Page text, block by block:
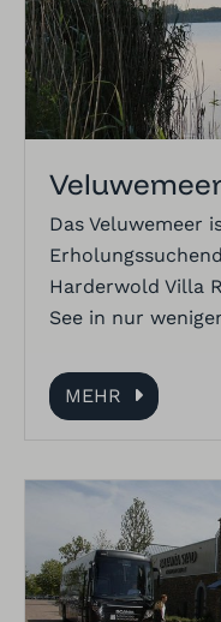
Das Veluwemeer
Harderwold Villa
See in nur
MEHR